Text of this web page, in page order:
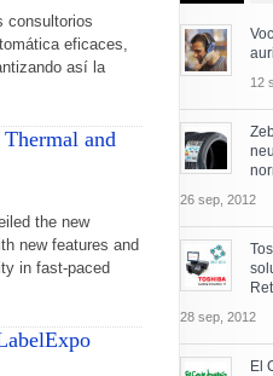
consultorios
eficaces,
así la
and
the new
new features and
in fast-paced
12
26 sep, 2012
28 sep, 2012
El